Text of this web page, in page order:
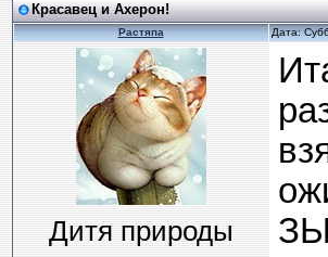
Красавец и Ахерон!
Растяпа Дата:
Дитя природы